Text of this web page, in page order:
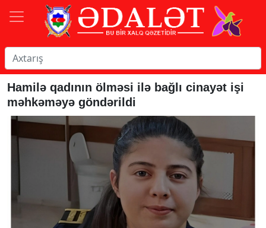
Hamilə qadının ölməsi ilə bağlı cinayət işi
məhkəməyə göndərildi